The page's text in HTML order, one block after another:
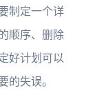
制定一个详
顺序、删除
好计划可以
的失误。